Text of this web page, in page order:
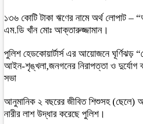
১৩৬ কোটি টাকা ঋণের নামে অর্থ লোপাট
এম.ডি খাঁন মোঃ আক্তারুজ্জামান।
পুলিশ হেডকোয়ার্টার্স এর আয়োজনে ঘূর্ণিঝড়
আইন-শৃঙ্খলা,জনগনের নিরাপত্তা ও দুর্যোগ
সভা
আনুমানিক ২ বছরের জীবিত শিশুসহ (ছেলে)
নারীর লাশ উদ্ধার করেছে পুলিশ।